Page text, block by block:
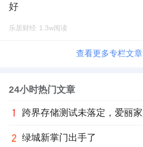
好
乐居财经 1.3w阅读
查看更多专栏文章
24小时热门文章
绿城新掌门出手了